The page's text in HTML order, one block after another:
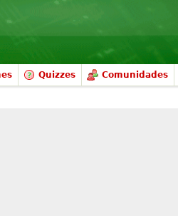
Quizzes Comunidades